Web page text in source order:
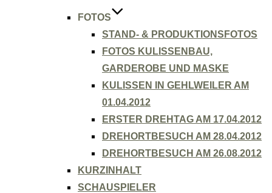
FOTOS
STAND- & PRODUKTIONSFOTOS
FOTOS KULISSENBAU,
GARDEROBE UND MASKE
KULISSEN IN GEHLWEILER AM
01.04.2012
ERSTER DREHTAG AM 17.04.2012
DREHORTBESUCH AM 28.04.2012
DREHORTBESUCH AM 26.08.2012
KURZINHALT
SCHAUSPIELER